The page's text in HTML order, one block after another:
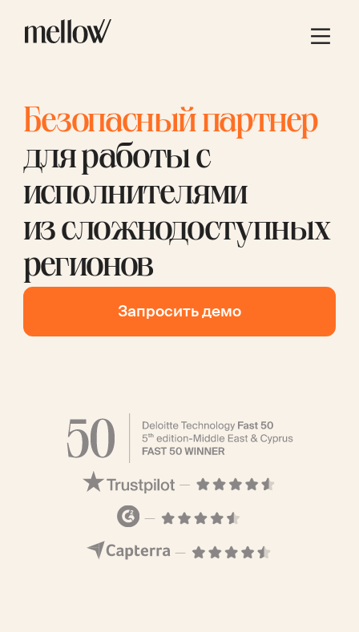
Безопасный партнер
для работы с
исполнителями
из сложнодоступных
регионов
Запросить демо